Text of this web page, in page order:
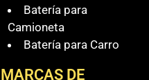
Batería para
Camioneta
Batería para Carro
MARCAS DE